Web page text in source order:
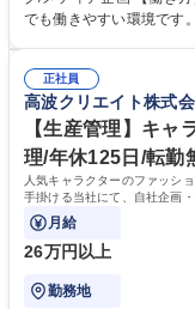
も牽引しております。観
国策事業です。「
に、インバウンドのトッ
り、日常です。旅好きにはこれ以上な
政・企業向け観光推進
でも働きやすい環境です。 【魅力】 ■海外旅行ガイドブックのシェアNo.1
ることが可能です。 ■国
であり、「地球の歩き方
バーとして活躍いただきます。 学歴・資格 学歴：大学院 大学
格：
正社員
高波クリエイト株式
【生産管理】キャ
理/年休125日/転勤
人気キャラクターのファッシ
手掛ける当社にて、自社企画
けるやりがいのあるポジション
月給
26万円以上
勤務地